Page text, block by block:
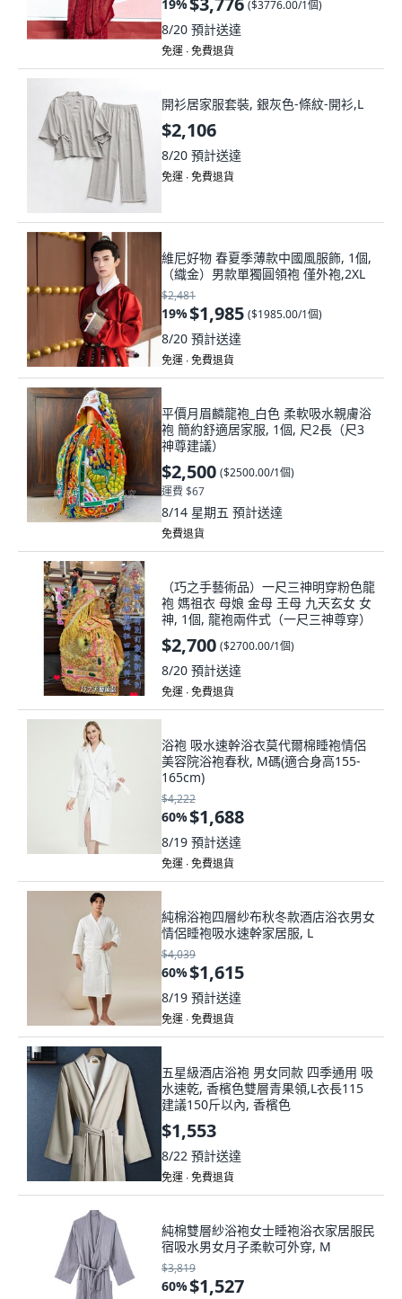
19% ($3776.00/1個)
8/20 預計送達
免運 ∙ 免費退貨
開衫居家服套裝, 銀灰色-條紋-開衫,L
$2,106
8/20 預計送達
免運 ∙ 免費退貨
維尼好物 春夏季薄款中國風服飾, 1個,
（織金）男款單獨圓領袍 僅外袍,2XL
$2,481
19%$1,985 ($1985.00/1個)
8/20 預計送達
免運 ∙ 免費退貨
平價月眉麟龍袍_白色 柔軟吸水親膚浴
袍 簡約舒適居家服, 1個, 尺2長（尺3
神尊建議）
$2,500 ($2500.00/1個)
運費 $67
8/14 星期五 預計送達
免費退貨
（巧之手藝術品）一尺三神明穿粉色龍
袍 媽祖衣 母娘 金母 王母 九天玄女 女
神, 1個, 龍袍兩件式（一尺三神尊穿）
$2,700 ($2700.00/1個)
8/20 預計送達
免運 ∙ 免費退貨
浴袍 吸水速幹浴衣莫代爾棉睡袍情侶
美容院浴袍春秋, M碼(適合身高155-
165cm)
$4,222
60%$1,688
8/19 預計送達
免運 ∙ 免費退貨
純棉浴袍四層紗布秋冬款酒店浴衣男女
情侶睡袍吸水速幹家居服, L
$4,039
60%$1,615
8/19 預計送達
免運 ∙ 免費退貨
五星級酒店浴袍 男女同款 四季通用 吸
水速乾, 香檳色雙層青果領,L衣長115
建議150斤以內, 香檳色
$1,553
8/22 預計送達
免運 ∙ 免費退貨
純棉雙層紗浴袍女士睡袍浴衣家居服民
宿吸水男女月子柔軟可外穿, M
$3,819
60%$1,527